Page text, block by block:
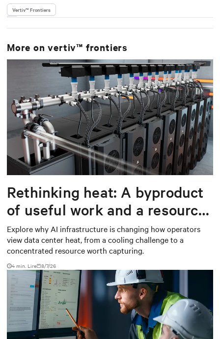
Vertiv™ Frontiers
More onvertiv™ frontiers
Rethinking heat: A byproduct
of useful work and a resource
worth capturing
Explore why AI infrastructure is changing how operators
view data center heat, from a cooling challenge to a
concentrated resource worth capturing.
4 min. Lire 8/7/26